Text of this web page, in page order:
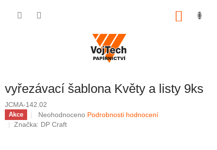
vyřezávací šablona Květy a listy 9ks
JCMA-142.02
Akce Průměrné hodnocení produktu je 0,0 z 5 hvězdiček.
Neohodnoceno Podrobnosti hodnocení
Značka: DP Craft